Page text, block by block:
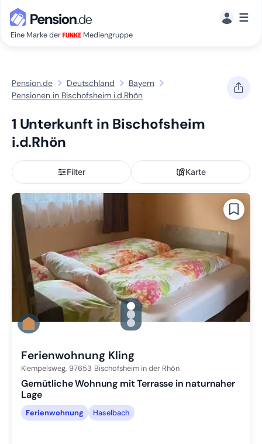
Eine Marke der Mediengruppe
☰
Pension.de Deutschland
Bayern
Pensionen in Bischofsheim i.d.Rhön
1 Unterkunft in Bischofsheim
i.d.Rhön
Filter Karte
gallery.slide_selector
Zu Slide 1 wechseln
Zu Slide 2 wechseln
Zu Slide 3 wechseln
Ferienwohnung Kling
Klempelsweg, 97653 Bischofsheim in der Rhön
Gemütliche Wohnung mit Terrasse in naturnaher
Lage
Ferienwohnung Haselbach